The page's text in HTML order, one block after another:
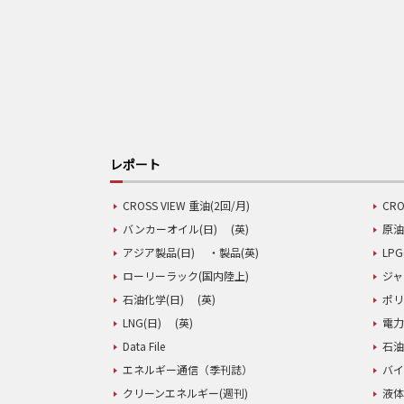
レポート
CROSS VIEW 重油(2回/月)
バンカーオイル(日)
(英)
原
アジア製品(日)
・製品(英)
ローリーラック(国内陸上)
ジ
石油化学(日)
(英)
ポ
LNG(日)
(英)
電
Data File
石
エネルギー通信（季刊誌）
バ
クリーンエネルギー(週刊)
液